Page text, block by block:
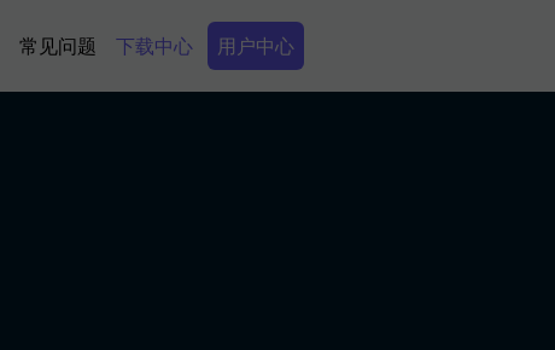
常见问题 下载中心 Secondary Menu
用户中心